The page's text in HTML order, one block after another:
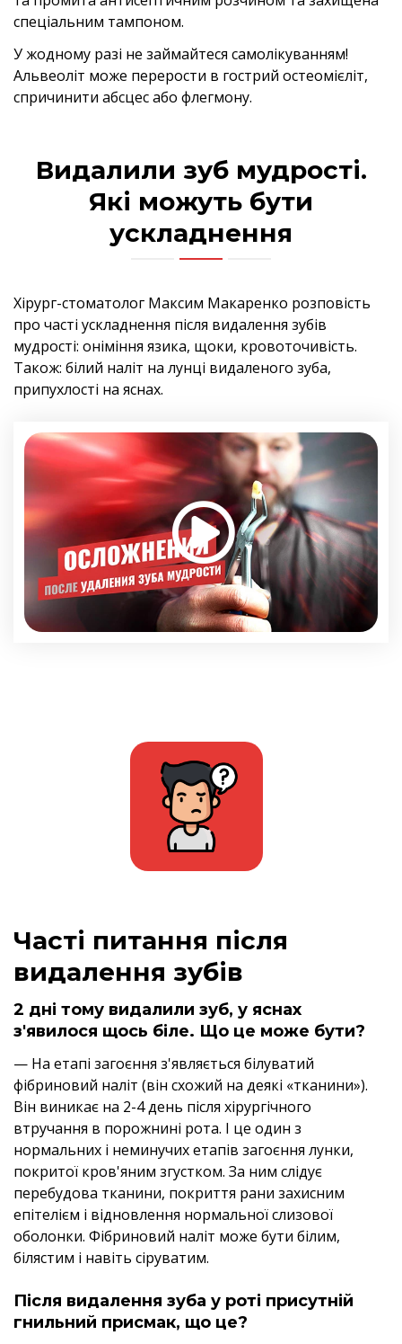
спеціальним тампоном.
У жодному разі не займайтеся самолікуванням!
Альвеоліт може перерости в гострий остеомієліт,
спричинити абсцес або флегмону.
Видалили зуб мудрості.
Які можуть бути
ускладнення
Хірург-стоматолог Максим Макаренко розповість
про часті ускладнення після видалення зубів
мудрості: оніміння язика, щоки, кровоточивість.
Також: білий наліт на лунці видаленого зуба,
припухлості на яснах.
Часті питання після
видалення зубів
2 дні тому видалили зуб, у яснах
з'явилося щось біле. Що це може бути?
— На етапі загоєння з'являється білуватий
фібриновий наліт (він схожий на деякі «тканини»).
Він виникає на 2-4 день після хірургічного
втручання в порожнині рота. І це один з
нормальних і неминучих етапів загоєння лунки,
покритої кров'яним згустком. За ним слідує
перебудова тканини, покриття рани захисним
епітелієм і відновлення нормальної слизової
оболонки. Фібриновий наліт може бути білим,
білястим і навіть сіруватим.
Після видалення зуба у роті присутній
гнильний присмак, що це?